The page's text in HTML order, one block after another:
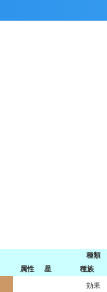
種類
属性
星 種族
効果